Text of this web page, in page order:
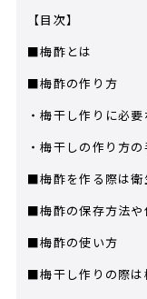
【目次】
■梅酢とは
■梅酢の作り方
・​梅干し​作りに必
・​梅干し​の作り方
■梅酢を作る際は衛
■梅酢の保存方法や
■梅酢の使い方
■梅干し作りの際は